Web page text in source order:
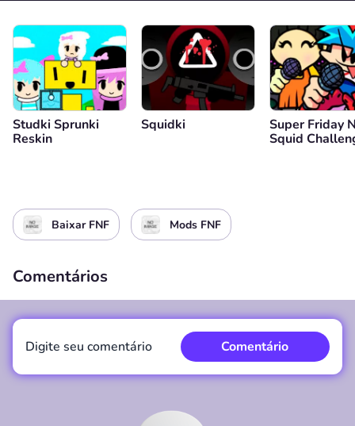
Studki Sprunki
Reskin
Squidki
Super Friday
Squid
Baixar FNF Mods FNF
Comentários
Digite seu comentário Comentário